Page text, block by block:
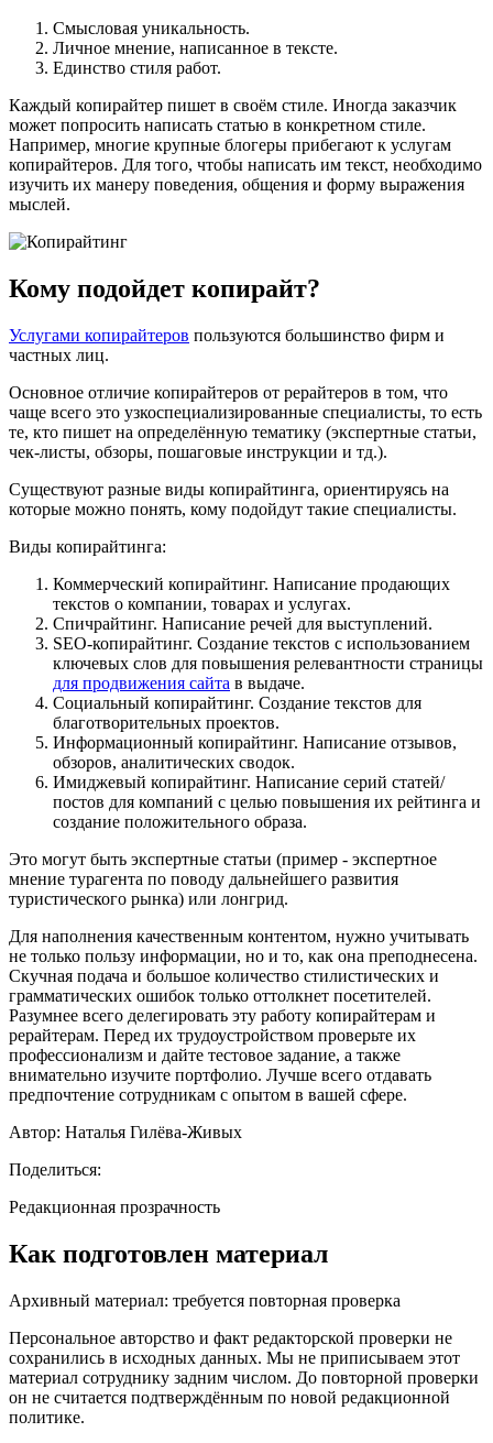
Смысловая уникальность.
Личное мнение, написанное в тексте.
Единство стиля работ.
Каждый копирайтер пишет в своём стиле. Иногда заказчик
может попросить написать статью в конкретном стиле.
Например, многие крупные блогеры прибегают к услугам
копирайтеров. Для того, чтобы написать им текст, необходимо
изучить их манеру поведения, общения и форму выражения
мыслей.
Кому подойдет копирайт?
Услугами копирайтеров пользуются большинство фирм и
частных лиц.
Основное отличие копирайтеров от рерайтеров в том, что
чаще всего это узкоспециализированные специалисты, то есть
те, кто пишет на определённую тематику (экспертные статьи,
чек-листы, обзоры, пошаговые инструкции и тд.).
Существуют разные виды копирайтинга, ориентируясь на
которые можно понять, кому подойдут такие специалисты.
Виды копирайтинга:
Коммерческий копирайтинг. Написание продающих
текстов о компании, товарах и услугах.
Спичрайтинг. Написание речей для выступлений.
SEO-копирайтинг. Создание текстов с использованием
ключевых слов для повышения релевантности страницы
для продвижения сайта в выдаче.
Социальный копирайтинг. Создание текстов для
благотворительных проектов.
Информационный копирайтинг. Написание отзывов,
обзоров, аналитических сводок.
Имиджевый копирайтинг. Написание серий статей/
постов для компаний с целью повышения их рейтинга и
создание положительного образа.
Это могут быть экспертные статьи (пример - экспертное
мнение турагента по поводу дальнейшего развития
туристического рынка) или лонгрид.
Для наполнения качественным контентом, нужно учитывать
не только пользу информации, но и то, как она преподнесена.
Скучная подача и большое количество стилистических и
грамматических ошибок только оттолкнет посетителей.
Разумнее всего делегировать эту работу копирайтерам и
рерайтерам. Перед их трудоустройством проверьте их
профессионализм и дайте тестовое задание, а также
внимательно изучите портфолио. Лучше всего отдавать
предпочтение сотрудникам с опытом в вашей сфере.
Автор: Наталья Гилёва-Живых
Поделиться:
Редакционная прозрачность
Как подготовлен материал
Архивный материал: требуется повторная проверка
Персональное авторство и факт редакторской проверки не
сохранились в исходных данных. Мы не приписываем этот
материал сотруднику задним числом. До повторной проверки
он не считается подтверждённым по новой редакционной
политике.